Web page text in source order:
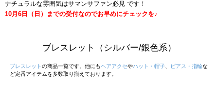
ナチュラルな雰囲気はサマンサファン必見 です！
10月6日（日）までの受付なのでお早めにチェックを♪
ブレスレット（シルバー/銀色系）
ブレスレット の商品一覧です。他にもヘアアクセやハット・帽子 ピアス・指輪な
ど定番アイテムを多数取り揃えております。